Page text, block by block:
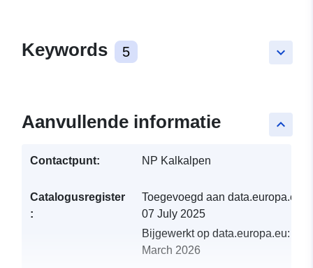
keyboard_arrow_down
Keywords 5
keyboard_arrow_up
Aanvullende informatie
Contactpunt: NP Kalkalpen
Catalogusregister
:
Toegevoegd aan data.europa.eu:
07 July 2025
Bijgewerkt op data.europa.eu:
March 2026